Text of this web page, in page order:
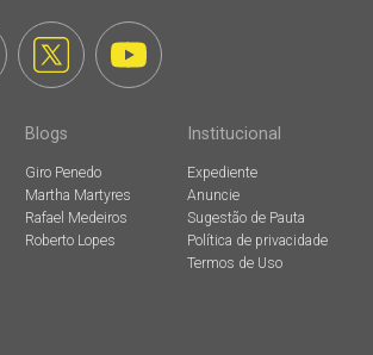
Blogs
Giro Penedo
Martha Martyres
Rafael Medeiros
Roberto Lopes
Institucional
Expediente
Anuncie
Sugestão de Pauta
Política de privacidade
Termos de Uso